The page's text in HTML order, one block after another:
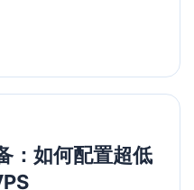
：如何配置超低